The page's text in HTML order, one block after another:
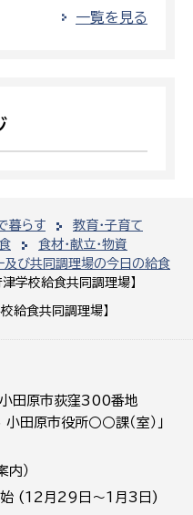
暮らす
教育・子育て
食材・献立・物資
及び共同調理場の今日の給食
学校給食共同調理場】
給食共同調理場】
一覧を見る
田原市荻窪300番地
田原市役所○○課（室）」
）
始 (12月29日～1月3日)